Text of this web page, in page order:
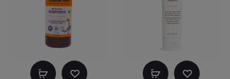
Kosárba Kosárba